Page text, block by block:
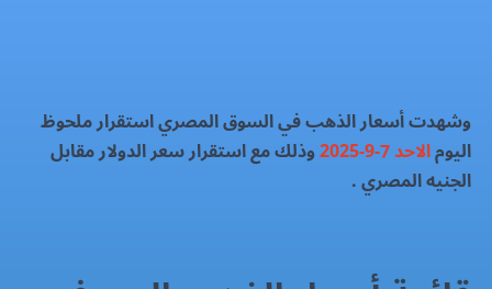
وشهدت أسعار الذهب في السوق المصري استقرار ملحوظ
اليومالاحد 7-9-2025 وذلك مع استقرار سعر الدولار مقابل
الجنيه المصري .